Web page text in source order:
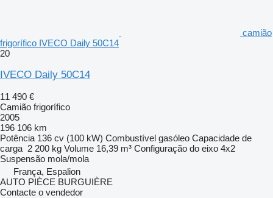
camião
frigorífico IVECO Daily 50C14
20
IVECO Daily 50C14
11 490 €
Camião frigorífico
2005
196 106 km
Potência 136 cv (100 kW) Combustível gasóleo Capacidade de
carga 2 200 kg Volume 16,39 m³ Configuração do eixo 4x2
Suspensão mola/mola
França, Espalion
AUTO PIÈCE BURGUIÈRE
Contacte o vendedor